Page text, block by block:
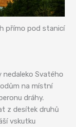
přímo pod stanicí
Svatého
na místní
dráhy.
z desítek druhů
vskutku